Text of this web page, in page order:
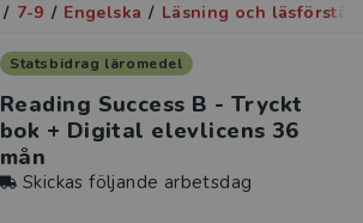
/ 7-9 / Engelska / Läsning och
Statsbidrag läromedel
Reading Success B - Tryckt
bok + Digital elevlicens 36
mån
Skickas följande arbetsdag